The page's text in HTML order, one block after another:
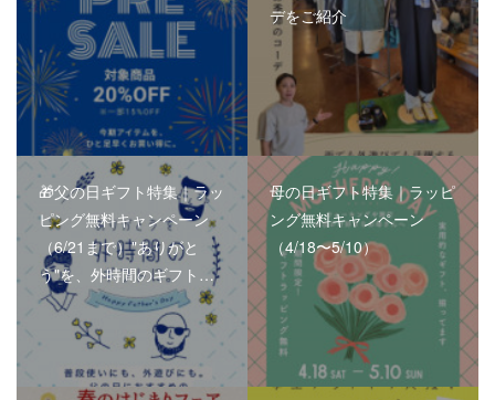
デをご紹介
🎁父の日ギフト特集｜ラッ
ピング無料キャンペーン
（6/21まで）"ありがと
う"を、外時間のギフト…
母の日ギフト特集｜ラッピ
ング無料キャンペーン
（4/18〜5/10）